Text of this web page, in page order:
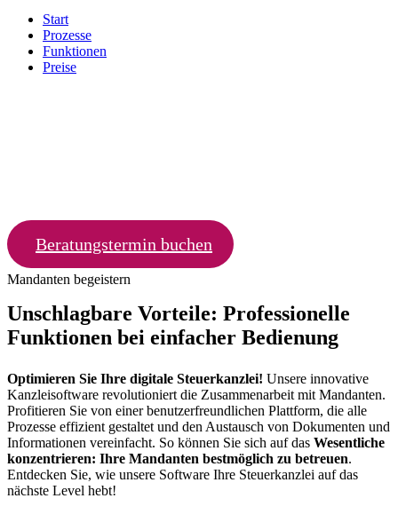
Start
Prozesse
Funktionen
Preise
Beratungstermin buchen
Mandanten begeistern
Unschlagbare Vorteile: Professionelle
Funktionen bei einfacher Bedienung
Optimieren Sie Ihre digitale Steuerkanzlei! Unsere innovative
Kanzleisoftware revolutioniert die Zusammenarbeit mit Mandanten.
Profitieren Sie von einer benutzerfreundlichen Plattform, die alle
Prozesse effizient gestaltet und den Austausch von Dokumenten und
Informationen vereinfacht. So können Sie sich auf das Wesentliche
konzentrieren: Ihre Mandanten bestmöglich zu betreuen.
Entdecken Sie, wie unsere Software Ihre Steuerkanzlei auf das
nächste Level hebt!